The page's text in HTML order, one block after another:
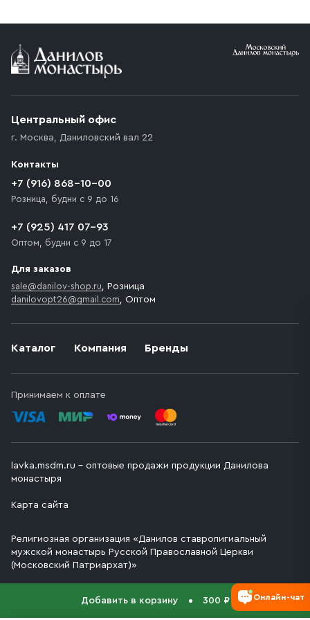
Добавить в корзину 300 ₽
Условия доставки
возникают препятствия для подъезда автомобиля,
которое максимально близко к месту запланированной
движения. Если на территории места назначения
доставки предусмотрен платный въезд, то Покупателю
необходимо компенсировать стоимость въезда
Каталог Компания Бренды
Принимаем к оплате
Центральный офис
г. Москва, Даниловский вал 22
Контакты
+7 (916) 868-10-00
Розница, будни с 9 до 16
+7 (925) 417 07-93
Оптом, будни с 9 до 17
Для заказов
sale@danilov-shop.ru, Розница
danilovopt26@gmail.com, Оптом
lavka.msdm.ru – оптовые продажи продукции Данилова
монастыря
Карта сайта
Религиозная организация «Данилов ставропигиальный
мужской монастырь Русской Православной Церкви
(Московский Патриархат)»
Онлайн-чат